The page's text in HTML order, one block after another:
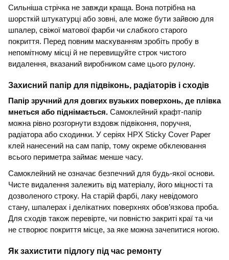
Сильніша стрічка не завжди краща. Вона потрібна на
шорсткій штукатурці або зовні, але може бути зайвою для
шпалер, свіжої матової фарби чи слабкого старого
покриття. Перед повним маскуванням зробіть пробу в
непомітному місці й не перевищуйте строк чистого
видалення, вказаний виробником саме цього рулону.
Захисний папір для підвіконь, радіаторів і сходів
Папір зручний для довгих вузьких поверхонь, де плівка
мнеться або піднімається. Самоклейний крафт-папір
можна рівно розгорнути вздовж підвіконня, поручня,
радіатора або сходинки. У серіях HPX Sticky Cover Paper
клей нанесений на сам папір, тому окреме обклеювання
всього периметра займає менше часу.
Самоклейний не означає безпечний для будь-якої основи.
Чисте видалення залежить від матеріалу, його міцності та
дозволеного строку. На старій фарбі, лаку невідомого
стану, шпалерах і делікатних поверхнях обов’язкова проба.
Для сходів також перевірте, чи повністю закриті краї та чи
не створює покриття місце, за яке можна зачепитися ногою.
Як захистити підлогу під час ремонту